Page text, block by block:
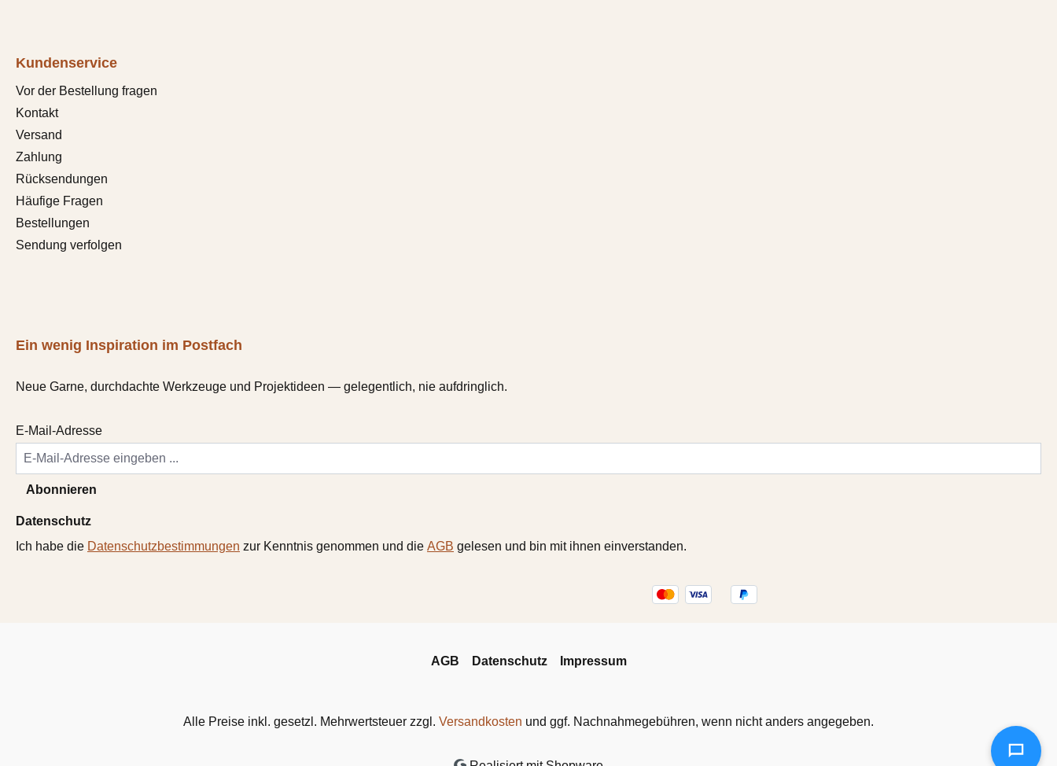
Kundenservice
Vor der Bestellung fragen
Kontakt
Versand
Zahlung
Rücksendungen
Häufige Fragen
Bestellungen
Sendung verfolgen
Ein wenig Inspiration im Postfach
Neue Garne, durchdachte Werkzeuge und Projektideen — gelegentlich, nie aufdringlich.
E-Mail-Adresse
Abonnieren
Datenschutz
Ich habe die Datenschutzbestimmungen zur Kenntnis genommen und die AGB gelesen und bin mit ihnen einverstanden.
AGB Datenschutz Impressum
Alle Preise inkl. gesetzl. Mehrwertsteuer zzgl. Versandkosten und ggf. Nachnahmegebühren, wenn nicht anders angegeben.